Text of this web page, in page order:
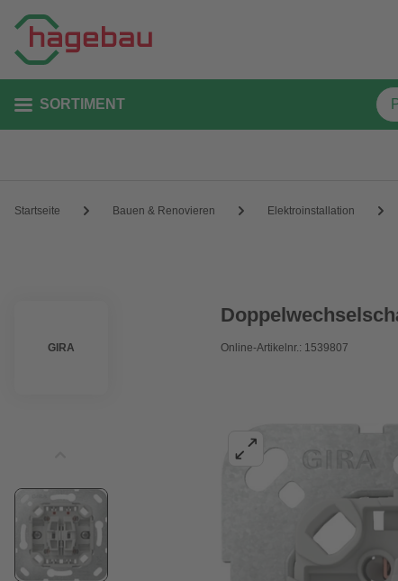
SORTIMENT
Startseite Bauen & Renovieren Elektroinstallation
GIRA Online-Artikelnr.: 1539807